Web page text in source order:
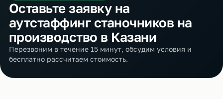
Оставьте заявку на
аутстаффинг станочников на
производство в Казани
Перезвоним в течение 15 минут, обсудим условия и
бесплатно рассчитаем стоимость.